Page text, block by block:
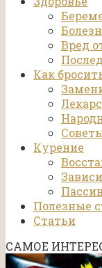
Вред
Как
Курение
Полезные
Статьи
САМОЕ